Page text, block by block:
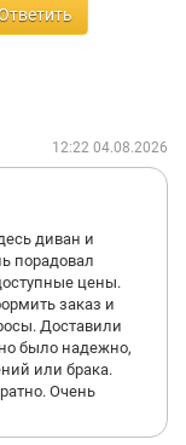
12:22 04.08.2026
диван и
порадовал
цены.
заказ и
Доставили
было надежно,
или брака.
Очень